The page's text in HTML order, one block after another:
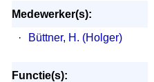
Medewerker(s):
·
Büttner, H. (Holger)
Functie(s):